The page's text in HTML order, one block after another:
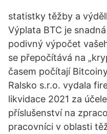
statistky těžby a
Výplata BTC je
podivný výpočet
se přepočítává na
časem počítají
Ralsko s.r.o. vydala
likvidace 2021 za
příslušenství na
pracovníci v oblasti